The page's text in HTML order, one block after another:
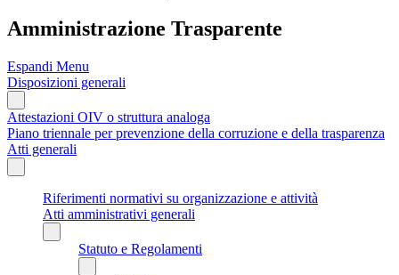
Amministrazione Trasparente
Espandi Menu
Disposizioni generali
Attestazioni OIV o struttura analoga
Piano triennale per prevenzione della corruzione e della trasparenza
Atti generali
Riferimenti normativi su organizzazione e attività
Atti amministrativi generali
Statuto e Regolamenti